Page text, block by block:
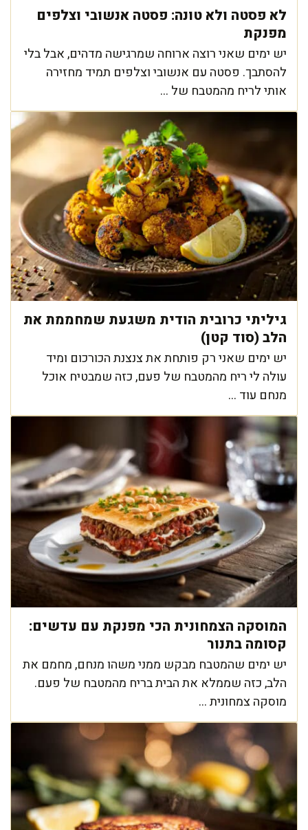
לא פסטה ולא טונה: פסטה אנשובי וצלפים
מפנקת
יש ימים שאני רוצה ארוחה שמרגישה מדהים, אבל בלי
להסתבך. פסטה עם אנשובי וצלפים תמיד מחזירה
אותי לריח מהמטבח של ...
גיליתי כרובית הודית משגעת שמחממת את
הלב (סוד קטן)
יש ימים שאני רק פותחת את צנצנת הכורכום ומיד
עולה לי ריח מהמטבח של פעם, כזה שמבטיח אוכל
מנחם עוד ...
המוסקה הצמחונית הכי מפנקת עם עדשים:
קסומה בתנור
יש ימים שהמטבח מבקש ממני משהו מנחם, מחמם את
הלב, כזה שממלא את הבית בריח מהמטבח של פעם.
מוסקה צמחונית ...